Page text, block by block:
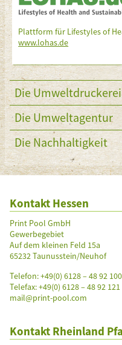
Plattform für Lifestyles of
www.lohas.de
Die Umweltdruckerei
Die Umweltagentur
Die Nachhaltigkeit
Kontakt Hessen
Print Pool GmbH
Gewerbegebiet
Auf dem kleinen Feld 15a
65232 Taunusstein/Neuhof
Telefon:+49(0) 6128 – 48 92 100
Telefax: +49(0) 6128 – 48 92 121
mail@print-pool.com
Kontakt Rheinland